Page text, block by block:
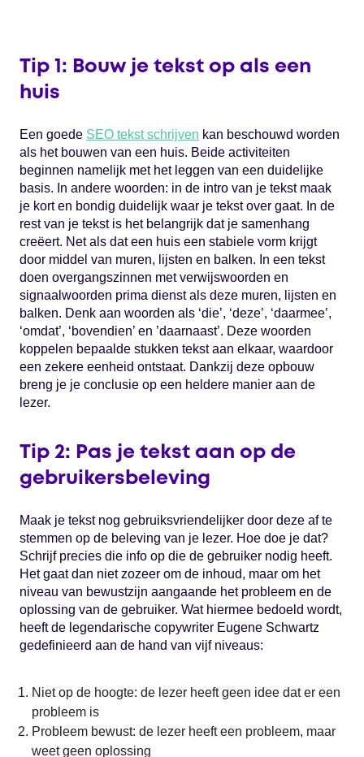
Tip 1: Bouw je tekst op als een
huis
Een goede SEO tekst schrijven kan beschouwd worden
als het bouwen van een huis. Beide activiteiten
beginnen namelijk met het leggen van een duidelijke
basis. In andere woorden: in de intro van je tekst maak
je kort en bondig duidelijk waar je tekst over gaat. In de
rest van je tekst is het belangrijk dat je samenhang
creëert. Net als dat een huis een stabiele vorm krijgt
door middel van muren, lijsten en balken. In een tekst
doen overgangszinnen met verwijswoorden en
signaalwoorden prima dienst als deze muren, lijsten en
balken. Denk aan woorden als ‘die’, ‘deze’, ‘daarmee’,
‘omdat’, ‘bovendien’ en ’daarnaast’. Deze woorden
koppelen bepaalde stukken tekst aan elkaar, waardoor
een zekere eenheid ontstaat. Dankzij deze opbouw
breng je je conclusie op een heldere manier aan de
lezer.
Tip 2: Pas je tekst aan op de
gebruikersbeleving
Maak je tekst nog gebruiksvriendelijker door deze af te
stemmen op de beleving van je lezer. Hoe doe je dat?
Schrijf precies die info op die de gebruiker nodig heeft.
Het gaat dan niet zozeer om de inhoud, maar om het
niveau van bewustzijn aangaande het probleem en de
oplossing van de gebruiker. Wat hiermee bedoeld wordt,
heeft de legendarische copywriter Eugene Schwartz
gedefinieerd aan de hand van vijf niveaus:
Niet op de hoogte: de lezer heeft geen idee dat er een
probleem is
Probleem bewust: de lezer heeft een probleem, maar
weet geen oplossing